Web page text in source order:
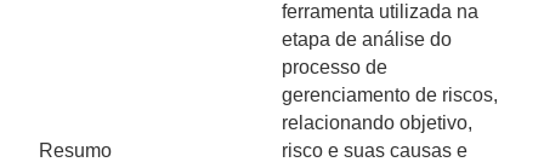
Resumo
ferramenta utilizada na
etapa de análise do
processo de
gerenciamento de riscos,
relacionando objetivo,
risco e suas causas e